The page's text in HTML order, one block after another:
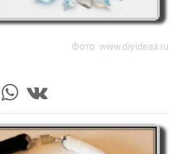
Фото: www.diyideas.ru